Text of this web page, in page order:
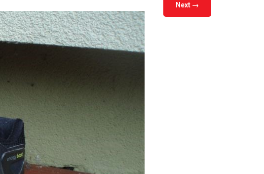
Next →